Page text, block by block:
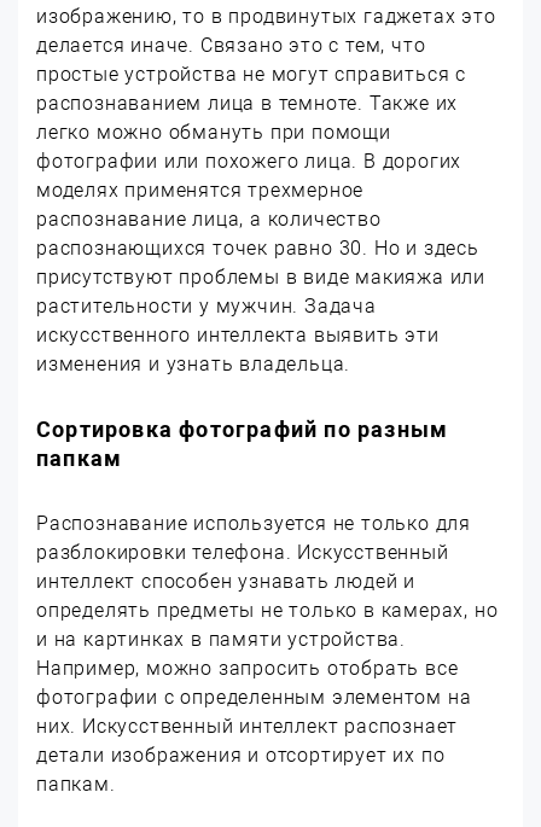
изображению, то в продвинутых гаджетах это
делается иначе. Связано это с тем, что
простые устройства не могут справиться с
распознаванием лица в темноте. Также их
легко можно обмануть при помощи
фотографии или похожего лица. В дорогих
моделях применятся трехмерное
распознавание лица, а количество
распознающихся точек равно 30. Но и здесь
присутствуют проблемы в виде макияжа или
растительности у мужчин. Задача
искусственного интеллекта выявить эти
изменения и узнать владельца.
Сортировка фотографий по разным
папкам
Распознавание используется не только для
разблокировки телефона. Искусственный
интеллект способен узнавать людей и
определять предметы не только в камерах, но
и на картинках в памяти устройства.
Например, можно запросить отобрать все
фотографии с определенным элементом на
них. Искусственный интеллект распознает
детали изображения и отсортирует их по
папкам.